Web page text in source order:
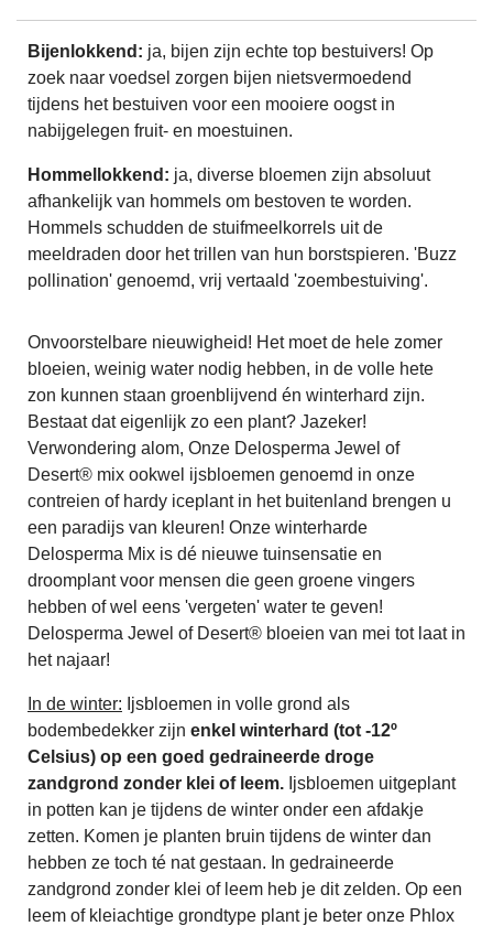
Bijenlokkend: ja, bijen zijn echte top bestuivers! Op
zoek naar voedsel zorgen bijen nietsvermoedend
tijdens het bestuiven voor een mooiere oogst in
nabijgelegen fruit- en moestuinen.
Hommellokkend: ja, diverse bloemen zijn absoluut
afhankelijk van hommels om bestoven te worden.
Hommels schudden de stuifmeelkorrels uit de
meeldraden door het trillen van hun borstspieren. 'Buzz
pollination' genoemd, vrij vertaald 'zoembestuiving'.
Onvoorstelbare nieuwigheid! Het moet de hele zomer
bloeien, weinig water nodig hebben, in de volle hete
zon kunnen staan groenblijvend én winterhard zijn.
Bestaat dat eigenlijk zo een plant? Jazeker!
Verwondering alom, Onze Delosperma Jewel of
Desert® mix ookwel ijsbloemen genoemd in onze
contreien of hardy iceplant in het buitenland brengen u
een paradijs van kleuren! Onze winterharde
Delosperma Mix is dé nieuwe tuinsensatie en
droomplant voor mensen die geen groene vingers
hebben of wel eens 'vergeten' water te geven!
Delosperma Jewel of Desert® bloeien van mei tot laat in
het najaar!
In de winter: Ijsbloemen in volle grond als
bodembedekker zijn enkel winterhard (tot -12º
Celsius) op een goed gedraineerde droge
zandgrond zonder klei of leem. Ijsbloemen uitgeplant
in potten kan je tijdens de winter onder een afdakje
zetten. Komen je planten bruin tijdens de winter dan
hebben ze toch té nat gestaan. In gedraineerde
zandgrond zonder klei of leem heb je dit zelden. Op een
leem of kleiachtige grondtype plant je beter onze Phlox